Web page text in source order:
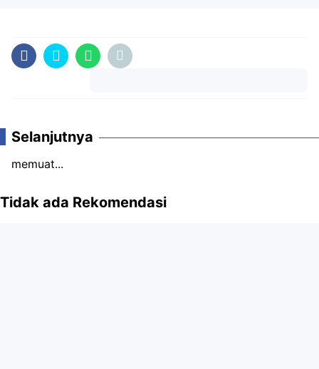
Selanjutnya
memuat...
Tidak ada Rekomendasi